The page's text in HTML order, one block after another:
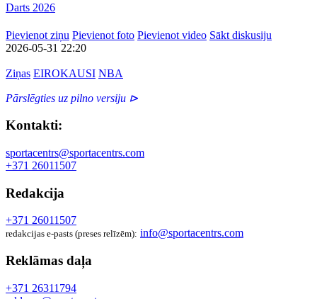
Darts 2026
Pievienot ziņu Pievienot foto Pievienot video Sākt diskusiju
2026-05-31 22:20
Ziņas EIROKAUSI NBA
Pārslēgties uz pilno versiju ⊳
Kontakti:
sportacentrs@sportacentrs.com
+371 26011507
Redakcija
+371 26011507
redakcijas e-pasts (preses relīzēm): info@sportacentrs.com
Reklāmas daļa
+371 26311794